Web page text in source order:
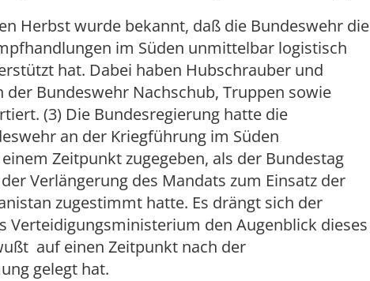
Herbst wurde bekannt, daß die Bundeswehr die
im Süden unmittelbar logistisch
hat. Dabei haben Hubschrauber und
der Bundeswehr Nachschub, Truppen sowie
(3) Die Bundesregierung hatte die
an der Kriegführung im Süden
Zeitpunkt zugegeben, als der Bundestag
Verlängerung des Mandats zum Einsatz der
zugestimmt hatte. Es drängt sich der
Verteidigungsministerium den Augenblick dieses
auf einen Zeitpunkt nach der
gelegt hat.